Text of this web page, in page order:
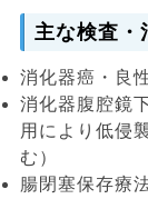
主な検査・
消化器癌・良
消化器腹腔鏡
用により低侵
む）
腸閉塞保存療